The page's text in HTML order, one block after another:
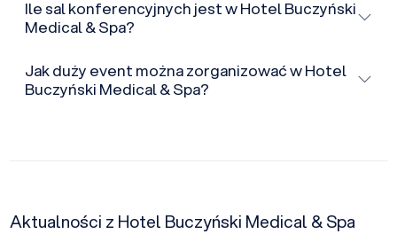
Ile sal konferencyjnych jest w Hotel Buczyński
Medical & Spa?
Jak duży event można zorganizować w Hotel
Buczyński Medical & Spa?
Aktualności z Hotel Buczyński Medical & Spa